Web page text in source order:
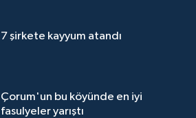
7 şirkete kayyum atandı
Çorum'un bu köyünde en iyi
fasulyeler yarıştı